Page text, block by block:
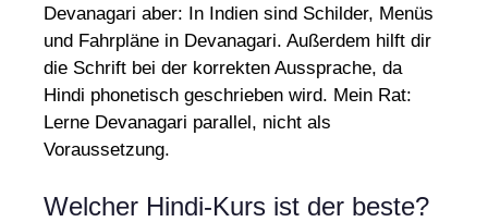
Devanagari aber: In Indien sind Schilder, Menüs
und Fahrpläne in Devanagari. Außerdem hilft dir
die Schrift bei der korrekten Aussprache, da
Hindi phonetisch geschrieben wird. Mein Rat:
Lerne Devanagari parallel, nicht als
Voraussetzung.
Welcher Hindi-Kurs ist der beste?